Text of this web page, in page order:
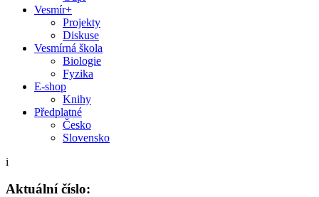
Vesmír+
Projekty
Diskuse
Vesmírná škola
Biologie
Fyzika
E-shop
Knihy
Předplatné
Česko
Slovensko
i
Aktuální číslo: